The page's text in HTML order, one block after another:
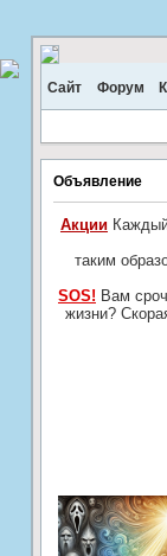
Сайт Форум
Объявление
АкцииКаждый
таким
SOS! Вам
жизни?